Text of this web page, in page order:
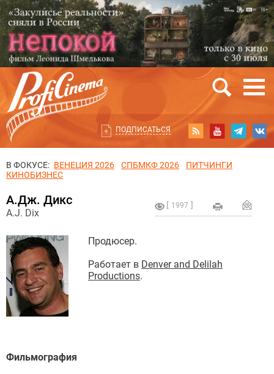
ПОДПИСАТЬСЯ
В ФОКУСЕ: ВЕНЕЦИЯ 2026 СПБМКФ 2026
ПИТЧИНГИ
КИНОБИЗНЕС
1997
А.Дж. Дикс
A.J. Dix
Продюсер.
Работает в Denver and Delilah
Productions.
Фильмография